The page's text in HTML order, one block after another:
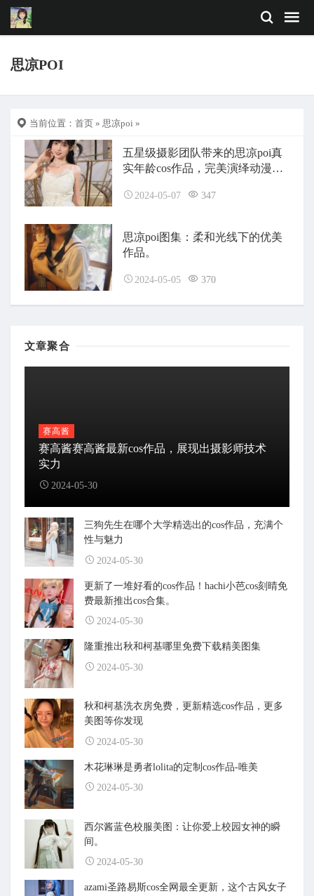
思凉POI
当前位置： 首页 » 思凉poi »
五星级摄影团队带来的思凉poi真
实年龄cos作品，完美演绎动漫角
2024-05-07 347
思凉poi图集：柔和光线下的优美
作品。
2024-05-05 370
文章聚合
赛高酱
赛高酱赛高酱最新cos作品，展现出摄影师技术
实力
2024-05-30
三狗先生在哪个大学精选出的cos作品，充满个
性与魅力
2024-05-30
更新了一堆好看的cos作品！hachi小芭cos刻晴免
费最新推出cos合集。
2024-05-30
隆重推出秋和柯基哪里免费下载精美图集
2024-05-30
秋和柯基洗衣房免费，更新精选cos作品，更多
美图等你发现
2024-05-30
木花琳琳是勇者lolita的定制cos作品-唯美
2024-05-30
西尔酱蓝色校服美图：让你爱上校园女神的瞬
间。
2024-05-30
azami圣路易斯cos全网最全更新，这个古风女子